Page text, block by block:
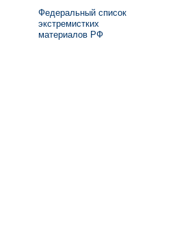
Федеральный список
экстремистких
материалов РФ